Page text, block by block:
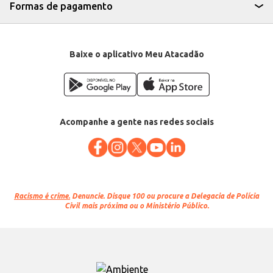
Departamento: Mercearia
Categoria: Salgadinho
Conteúdo: 45g
Formas de pagamento
Baixe o aplicativo Meu Atacadão
Acompanhe a gente nas redes sociais
Racismo é crime. Denuncie. Disque 100 ou procure a Delegacia de Polícia
Civil mais próxima ou o Ministério Público.